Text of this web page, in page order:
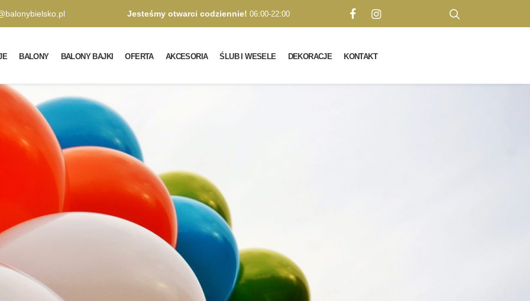
Jesteśmy otwarci codziennie! 06:00-22:00
BALONY BALONY BAJKI OFERTA AKCESORIA ŚLUB I WESELE DEKORACJE KONTAKT